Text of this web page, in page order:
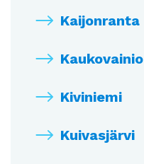
Kaijonranta
Kaukovainio
Kiviniemi
Kuivasjärvi